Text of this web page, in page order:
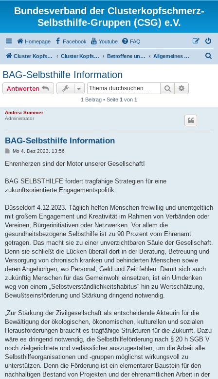
Bundesverband der Clusterkopfschmerz-
Selbsthilfe-Gruppen (CSG) e.V.
Homepage Facebook Youtube FAQ
Cluster Kopfschmerz Homepage Cluster Kopfschmerz Forum Betroffene und Interessierte Allgemeines Diskussionsforum für Betroffene und Interessierte
BAG-Selbsthilfe Information
Antworten Suche
1 Beitrag • Seite 1 von 1
Andrea Sommer
Administrator
BAG-Selbsthilfe Information
B
i
a
Mo 4. Dez 2023, 13:56
Ehrenherzen sind der Motor unserer Gesellschaft!
BAG SELBSTHILFE fordert tragfähige Strategien für eine
zukunftsorientierte Engagementspolitik
Düsseldorf 4.12.2023. Täglich helfen Menschen freiwillig und unentgeltlich
mit großem Engagement und Kreativität im Rahmen von Verbänden oder
Vereinen, Bürgerinitiativen oder Netzwerken. Vor allem die
gesundheitsbezogene Selbsthilfe ist zu 90 Prozent vom Ehrenamt
getragen. Das macht sie zu einer unverzichtbaren Säule der Gesellschaft.
Denn sie schließt die Lücken überall dort in der Beratung, Betreuung und
Versorgung von chronisch kranken und behinderten Menschen sowie
deren Angehörigen, wo Personal, Geld und Zeit fehlen. Damit sich auch
zukünftig Menschen für das Gemeinwohl einsetzen, ist ein Umdenken
weg von einem „Selbstverständlichkeitshabitus“ hin zu Wertschätzung,
Bewußtseinsförderung und Stärkung dringend notwendig.
„Zur Stärkung der Zivilgesellschaft als entscheidende Akteurin für die
Bewältigung der ökologischen, ökonomischen, kulturellen und sozialen
Herausforderungen braucht es tragfähige Strukturen für die Zukunft. Dazu
wäre es dringend notwendig, die Selbsthilfeförderung nach § 20 h SGB V
noch zielgerichtete und verlässlicher auszugestalten, um die Arbeit alle
Selbsthilfeorganisationen und -gruppen möglichst wirkungsvoll zu
unterstützen. Denn die Förderung ist ein elementarer Baustein für den
nachhaltigen Bestand von Projekten und der ehrenamtlichen Arbeit in der